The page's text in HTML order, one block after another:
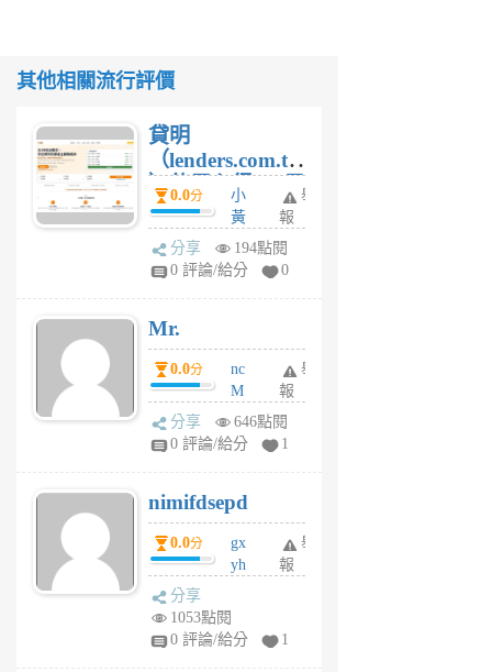
其他相關流行評價
貸明
（lenders.com.tw
）使用心得 — 民
間貸款比較平台
體驗
0.0分
小
黃
蜂
1
舉
報
分享
194點閱
0 評論/給分
0
Mr.
0.0分
nc
M
U
F
U
5
個
月
舉
報
分享
646點閱
0 評論/給分
1
nimifdsepd
0.0分
gx
yh
jl
舉
報
分享
1053點閱
0 評論/給分
1